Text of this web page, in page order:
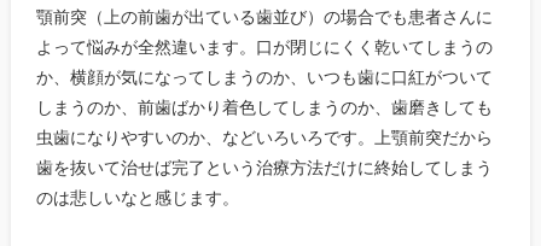
顎前突（上の前歯が出ている歯並び）の場合でも患者さんに
よって悩みが全然違います。口が閉じにくく乾いてしまうの
か、横顔が気になってしまうのか、いつも歯に口紅がついて
しまうのか、前歯ばかり着色してしまうのか、歯磨きしても
虫歯になりやすいのか、などいろいろです。上顎前突だから
歯を抜いて治せば完了という治療方法だけに終始してしまう
のは悲しいなと感じます。